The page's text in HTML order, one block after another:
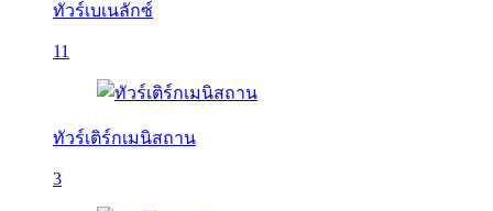
ทัวร์เบเนลักซ์
11
ทัวร์เติร์กเมนิสถาน
3